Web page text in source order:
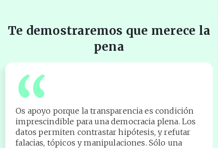
Te demostraremos que merece la
pena
“
Os apoyo porque la transparencia es condición
imprescindible para una democracia plena. Los
datos permiten contrastar hipótesis, y refutar
falacias, tópicos y manipulaciones. Sólo una